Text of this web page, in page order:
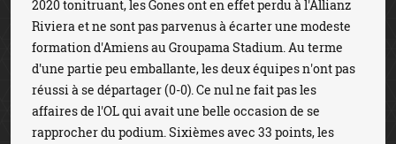
2020 tonitruant, les Gones ont en effet perdu à l'Allianz
Riviera et ne sont pas parvenus à écarter une modeste
formation d'Amiens au Groupama Stadium. Au terme
d'une partie peu emballante, les deux équipes n'ont pas
réussi à se départager (0-0). Ce nul ne fait pas les
affaires de l'OL qui avait une belle occasion de se
rapprocher du podium. Sixièmes avec 33 points, les